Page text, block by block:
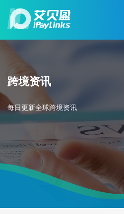
跨境资讯
每日更新全球跨境资讯